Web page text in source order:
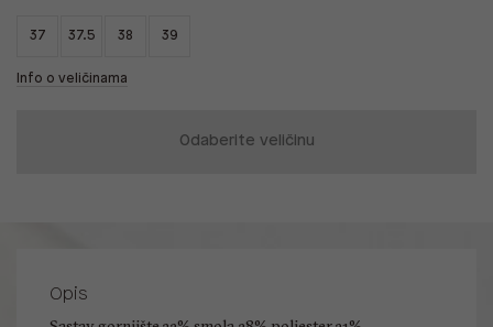
37 37.5 38 39
Info o veličinama
Odaberite veličinu
Opis